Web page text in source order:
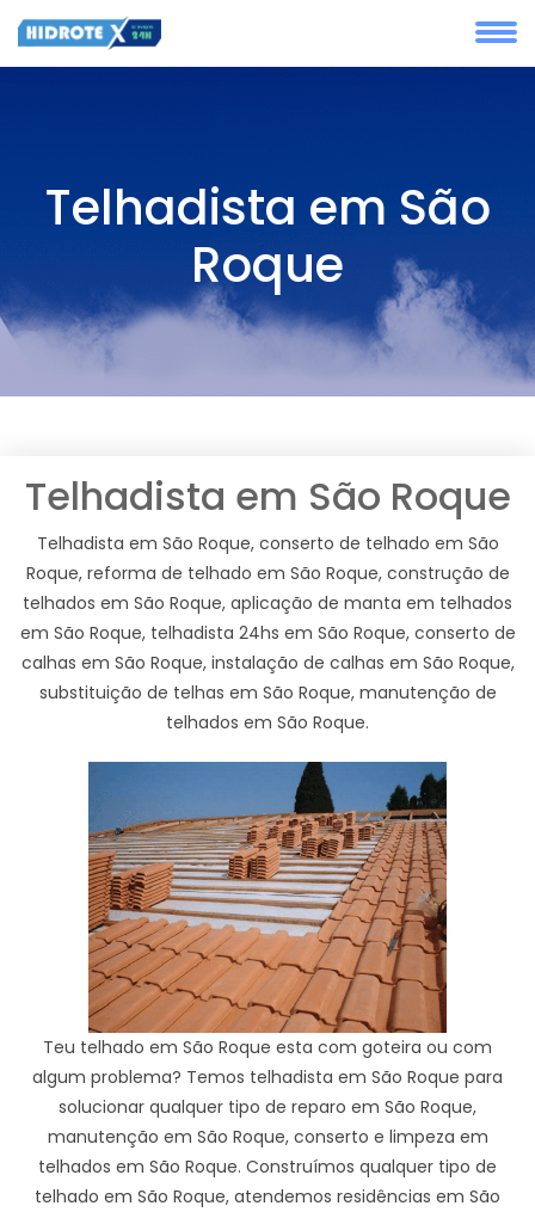
Telhadista em São
Roque
Telhadista em São Roque
Telhadista em São Roque, conserto de telhado em São
Roque, reforma de telhado em São Roque, construção de
telhados em São Roque, aplicação de manta em telhados
em São Roque, telhadista 24hs em São Roque, conserto de
calhas em São Roque, instalação de calhas em São Roque,
substituição de telhas em São Roque, manutenção de
telhados em São Roque.
Teu telhado em São Roque esta com goteira ou com
algum problema? Temos telhadista em São Roque para
solucionar qualquer tipo de reparo em São Roque,
manutenção em São Roque, conserto e limpeza em
telhados em São Roque. Construímos qualquer tipo de
telhado em São Roque, atendemos residências em São